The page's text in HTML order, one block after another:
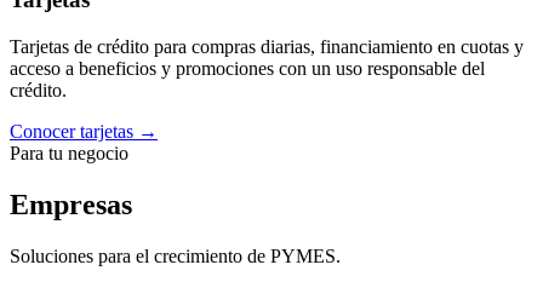
Tarjetas de crédito para compras diarias, financiamiento en cuotas y
acceso a beneficios y promociones con un uso responsable del
crédito.
Conocer tarjetas →
Para tu negocio
Empresas
Soluciones para el crecimiento de PYMES.